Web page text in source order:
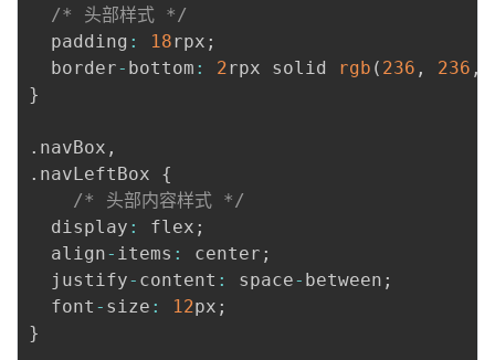
/* 头部样式 */
  padding
: 18rpx ;
  border
- bottom : 2rpx solid rgb ( 236 , 236 ,
}
. navBox ,
. navLeftBox {
/* 头部内容样式 */
  display
: flex ;
  align
- items : center ;
  justify
- content : space- between ;
  font
- size : 12px ;
}